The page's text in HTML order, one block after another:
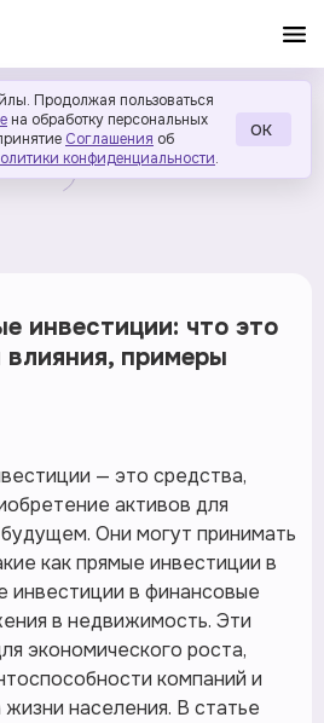
Продолжая пользоваться
на обработку персональных
Соглашения об
конфиденциальности.
ОК
инвестиции: что это
примеры
— это средства,
активов для
Они могут принимать
как прямые инвестиции в
инвестиции в финансовые
в недвижимость. Эти
экономического роста,
компаний и
населения. В статье